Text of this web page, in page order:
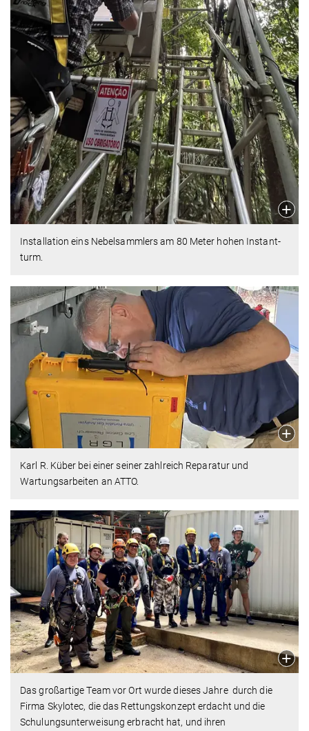
Installation eins Nebelsammlers am 80 Meter hohen Instant-
turm.
Karl R. Küber bei einer seiner zahlreich Reparatur und
Wartungsarbeiten an ATTO.
Das großartige Team vor Ort wurde dieses Jahre durch die
Firma Skylotec, die das Rettungskonzept erdacht und die
Schulungsunterweisung erbracht hat, und ihren